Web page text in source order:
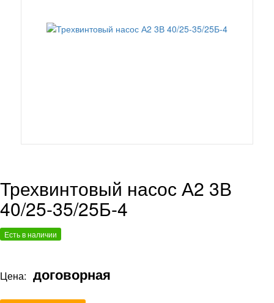
Трехвинтовый насос А2 3В
40/25-35/25Б-4
Есть в наличии
Цена: договорная